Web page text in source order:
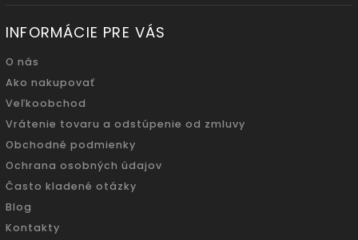
INFORMÁCIE PRE VÁS
O nás
Ako nakupovať
Veľkoobchod
Vrátenie tovaru a odstúpenie od zmluvy
Obchodné podmienky
Ochrana osobných údajov
Často kladené otázky
Blog
Kontakty